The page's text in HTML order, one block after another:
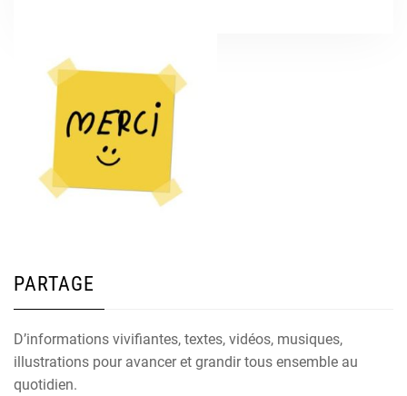
PARTAGE
D’informations vivifiantes, textes, vidéos, musiques,
illustrations pour avancer et grandir tous ensemble au
quotidien.